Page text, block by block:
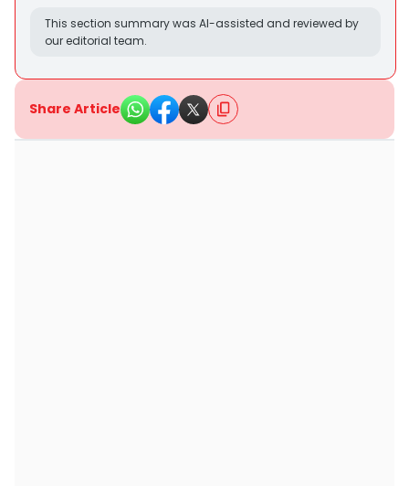
This section summary was AI-assisted and reviewed by
our editorial team.
Share Article